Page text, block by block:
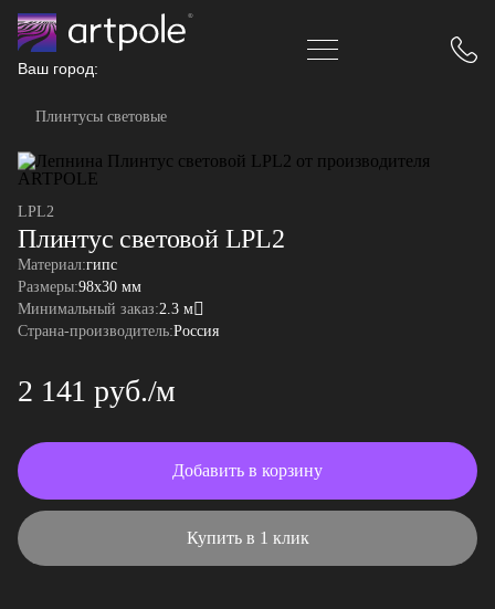
Ваш город:
Плинтусы световые
LPL2
Плинтус световой LPL2
Материал:гипс
Размеры:98x30 мм
Минимальный заказ:2.3 м
Страна-производитель:Россия
2 141 руб./м
Добавить в корзину
Купить в 1 клик